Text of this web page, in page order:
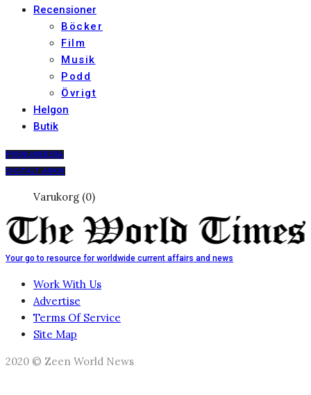
Recensioner
Böcker
Film
Musik
Podd
Övrigt
Helgon
Butik
PRENUMERERA
DIGITALT ARKIV
Varukorg (0)
Your go to resource for worldwide current affairs and news
Work With Us
Advertise
Terms Of Service
Site Map
2020 © Zeen World News